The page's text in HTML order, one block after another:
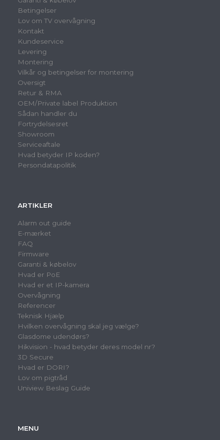
Betingelser
Lov om TV overvågning
Kontakt
Kundeservice
Levering
Montering
Vilkår og betingelser for montering
Oversigt
Retur & RMA
OEM/Private label Produktion
Sådan handler du
Fortrydelsesret
Showroom
Serviceaftale
Hvad betyder IP koden?
Persondatapolitik
ARTIKLER
Alarm out guide
E-mærket
FAQ
Firmware
Garanti & købelov
Hvad er PoE
Hvad er et IP-kamera
Overvågning
Referencer
Teknisk Hjælp
Hvilken overvågning skal jeg vælge?
Glasdome udendørs?
Hikvision - hvad betyder deres model nr?
3D Secure
Hvad er DORI?
Lov om pigtråd
Uniview Beslag Guide
MENU